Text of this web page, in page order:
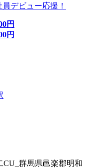
デビュー応援！
円
円
群馬県邑楽郡明和